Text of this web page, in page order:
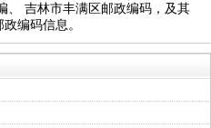
、 吉林市丰满区邮政编码，及其
编码信息。